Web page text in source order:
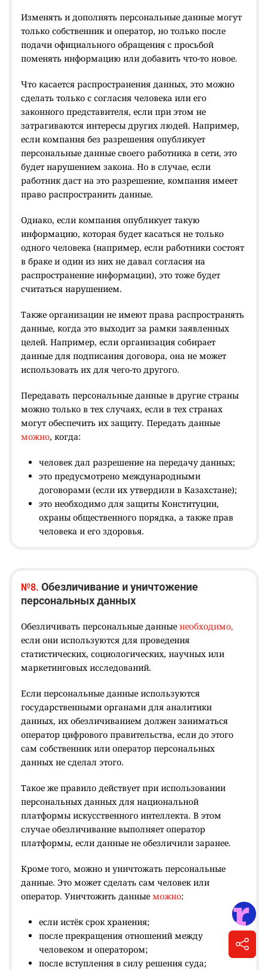
Изменять и дополнять персональные данные могут
только собственник и оператор, но только после
подачи официального обращения с просьбой
поменять информацию или добавить что-то новое.
Что касается распространения данных, это можно
сделать только с согласия человека или его
законного представителя, если при этом не
затрагиваются интересы других людей. Например,
если компания без разрешения опубликует
персональные данные своего работника в сети, это
будет нарушением закона. Но в случае, если
работник даст на это разрешение, компания имеет
право распространить данные.
Однако, если компания опубликует такую
информацию, которая будет касаться не только
одного человека (например, если работники состоят
в браке и один из них не давал согласия на
распространение информации), это тоже будет
считаться нарушением.
Также организации не имеют права распространять
данные, когда это выходит за рамки заявленных
целей. Например, если организация собирает
данные для подписания договора, она не может
использовать их для чего-то другого.
Передавать персональные данные в другие страны
можно только в тех случаях, если в тех странах
могут обеспечить их защиту. Передать данные
можно, когда:
человек дал разрешение на передачу данных;
это предусмотрено международными
договорами (если их утвердили в Казахстане);
это необходимо для защиты Конституции,
охраны общественного порядка, а также прав
человека и его здоровья.
№8. Обезличивание и уничтожение
персональных данных
Обезличивать персональные данные необходимо,
если они используются для проведения
статистических, социологических, научных или
маркетинговых исследований.
Если персональные данные используются
государственными органами для аналитики
данных, их обезличиванием должен заниматься
оператор цифрового правительства, если до этого
сам собственник или оператор персональных
данных не сделал этого.
Такое же правило действует при использовании
персональных данных для национальной
платформы искусственного интеллекта. В этом
случае обезличивание выполняет оператор
платформы, если данные не обезличили заранее.
Кроме того, можно и уничтожать персональные
данные. Это может сделать сам человек или
оператор. Уничтожить данные можно:
если истёк срок хранения;
после прекращения отношений между
человеком и оператором;
после вступления в силу решения суда;